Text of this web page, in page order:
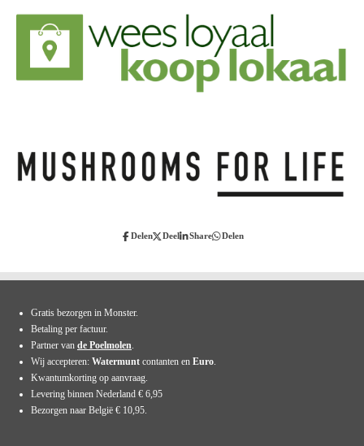
Delen Deel Share Delen
Gratis bezorgen in Monster.
Betaling per factuur.
Partner van de Poelmolen.
Wij accepteren: Watermunt contanten en Euro.
Kwantumkorting op aanvraag.
Levering binnen Nederland € 6,95
Bezorgen naar België € 10,95.